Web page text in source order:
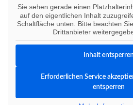
Sie sehen gerade einen
auf den eigentlichen Inhalt
Schaltfläche unten. Bitte beachten
Drittanbieter
Inhalt entsperren
Erforderlichen Service
entsperren